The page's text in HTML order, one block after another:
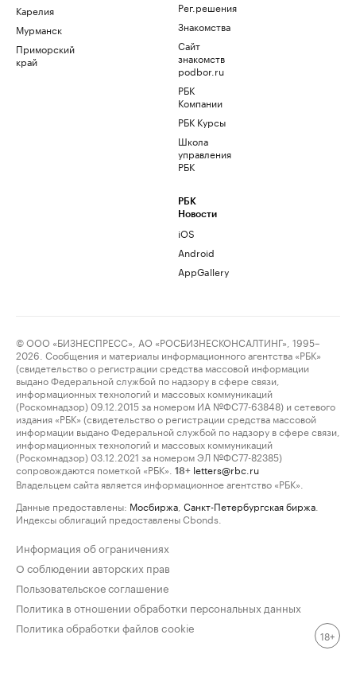
Карелия
Мурманск
Приморский
край
Рег.решения
Знакомства
Сайт
знакомств
podbor.ru
РБК
Компании
РБК Курсы
Школа
управления
РБК
РБК
Новости
iOS
Android
AppGallery
© ООО «БИЗНЕСПРЕСС», АО «РОСБИЗНЕСКОНСАЛТИНГ», 1995–
2026. Сообщения и материалы информационного агентства «РБК»
(свидетельство о регистрации средства массовой информации
выдано Федеральной службой по надзору в сфере связи,
информационных технологий и массовых коммуникаций
(Роскомнадзор) 09.12.2015 за номером ИА №ФС77-63848) и сетевого
издания «РБК» (свидетельство о регистрации средства массовой
информации выдано Федеральной службой по надзору в сфере связи,
информационных технологий и массовых коммуникаций
(Роскомнадзор) 03.12.2021 за номером ЭЛ №ФС77-82385)
сопровождаются пометкой «РБК».
18+ letters@rbc.ru
Владельцем сайта является информационное агентство «РБК».
Данные предоставлены: Мосбиржа Санкт-Петербургская биржа
Индексы облигаций предоставлены Cbonds.
Информация об ограничениях
О соблюдении авторских прав
Пользовательское соглашение
Политика в отношении обработки персональных данных
Политика обработки файлов cookie
18+